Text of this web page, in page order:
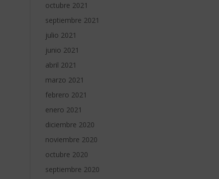
octubre 2021
septiembre 2021
julio 2021
junio 2021
abril 2021
marzo 2021
febrero 2021
enero 2021
diciembre 2020
noviembre 2020
octubre 2020
septiembre 2020